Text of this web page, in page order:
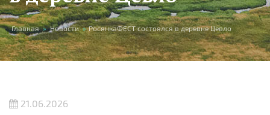
Вы здесь
Главная » Новости » РосянкаФЕСТ состоялся в деревне Цевло
21.06.2026